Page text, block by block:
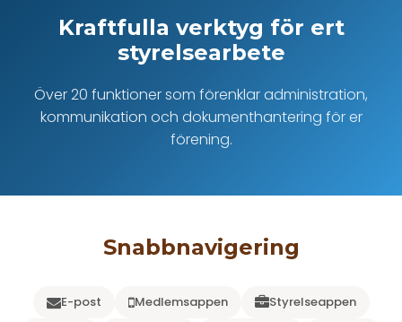
Kraftfulla verktyg för ert
styrelsearbete
Över 20 funktioner som förenklar administration,
kommunikation och dokumenthantering för er
förening.
Snabbnavigering
E-post Medlemsappen
Styrelseappen